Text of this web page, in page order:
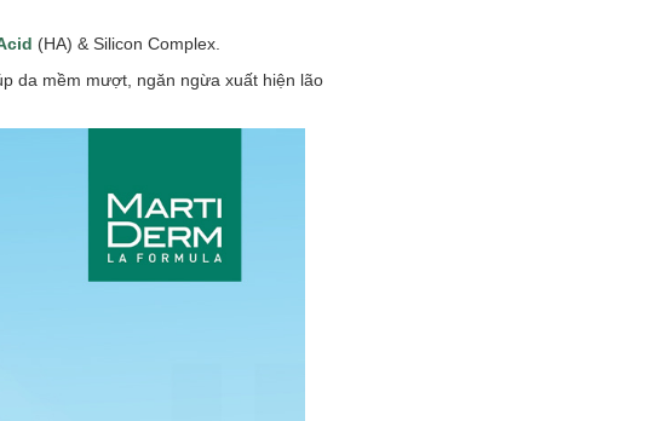
(HA) & Silicon Complex.
da mềm mượt, ngăn ngừa xuất hiện lão